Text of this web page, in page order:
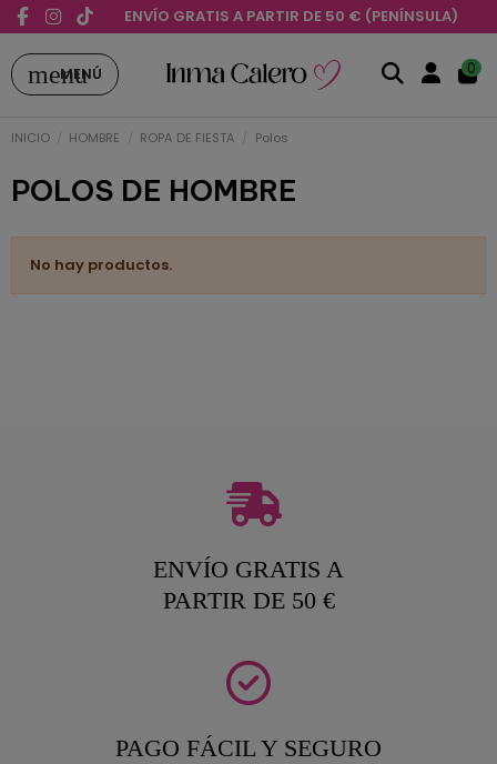
ENVÍO GRATIS A PARTIR DE 50 € (PENÍNSULA)
menu
MENÚ 0
INICIO HOMBRE ROPA DE FIESTA Polos
POLOS DE HOMBRE
No hay productos.
ENVÍO GRATIS A
PARTIR DE 50 €
PAGO FÁCIL Y SEGURO